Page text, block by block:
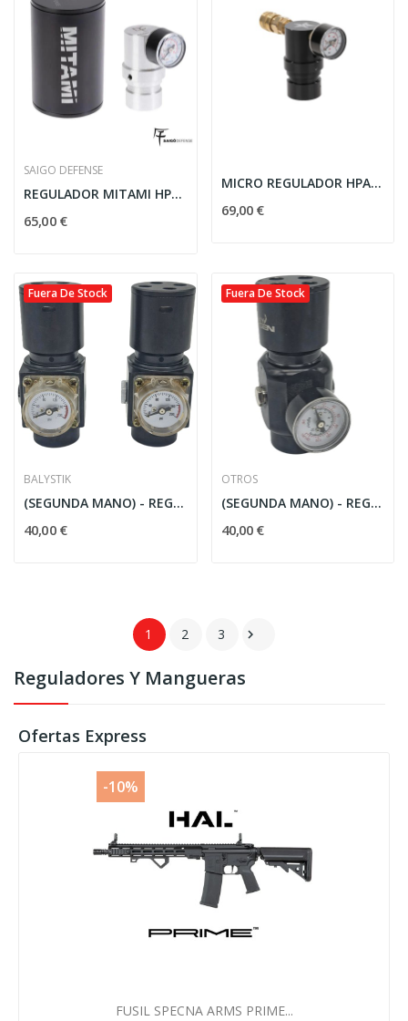
Reguladores Y Mangueras
Ofertas Express
Vista rápida
FUSIL SPECNA ARMS PRIME...
-10%
SAIGO DEFENSE
REGULADOR MITAMI HPA 150PSI ESTÁNDAR - SAIGO...
65,00 €
MICRO REGULADOR HPA G2 0-200PSI FOSTER SPIRIT...
69,00 €
Fuera De Stock
BALYSTIK
(SEGUNDA MANO) - REGULADORES BALYSTIK 0-200 PSI...
40,00 €
Fuera De Stock
OTROS
(SEGUNDA MANO) - REGULADOR OXYGEN 0-150 PSI -...
40,00 €
1 2 3 